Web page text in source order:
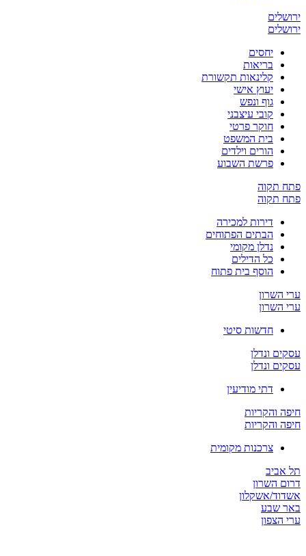
יחסים
בריאות
קלינאות תקשורת
יעוץ אישי
גוף ונפש
קובי עיצבני
חוקר פרטי
בית המשפט
הורים וילדים
פרשת השבוע
תקוה
תקוה
דירות למכירה
הבתים הפתוחים
נדלן מקומי
כל הדילים
הוסף בית פתוח
השרון
השרון
חדשות סיטי
ונדלן
ונדלן
דתי מודיעין
והקריות
והקריות
צרכנות מקומית
אביב
השרון
אשקלון
שבע
הצפון